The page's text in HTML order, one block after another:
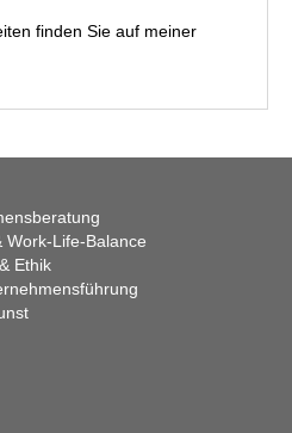
finden Sie auf meiner
Work-Life-Balance
Ethik